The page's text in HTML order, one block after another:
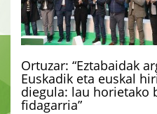
Ortuzar: “Eztabaidak
Euskadik eta euskal
diegula: lau horietako
fidagarria”